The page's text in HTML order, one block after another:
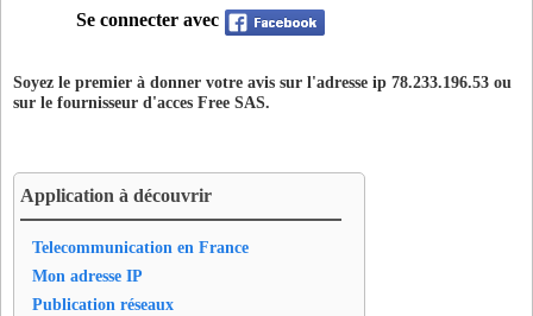
Se connecter avec
Soyez le premier à donner votre avis sur l'adresse ip 78.233.196.53 ou
sur le fournisseur d'acces Free SAS.
Application à découvrir
Telecommunication en France
Mon adresse IP
Publication réseaux